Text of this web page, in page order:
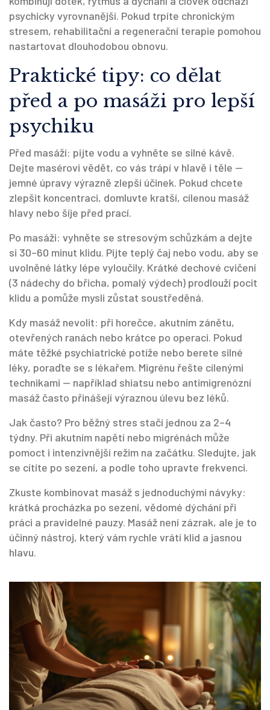
psychicky vyrovnanější. Pokud trpíte chronickým
stresem, rehabilitační a regenerační terapie pomohou
nastartovat dlouhodobou obnovu.
Praktické tipy: co dělat
před a po masáži pro lepší
psychiku
Před masáží: pijte vodu a vyhněte se silné kávě.
Dejte masérovi vědět, co vás trápí v hlavě i těle —
jemné úpravy výrazně zlepší účinek. Pokud chcete
zlepšit koncentraci, domluvte kratší, cílenou masáž
hlavy nebo šíje před prací.
Po masáži: vyhněte se stresovým schůzkám a dejte
si 30–60 minut klidu. Pijte teplý čaj nebo vodu, aby se
uvolněné látky lépe vyloučily. Krátké dechové cvičení
(3 nádechy do břicha, pomalý výdech) prodlouží pocit
klidu a pomůže mysli zůstat soustředěná.
Kdy masáž nevolit: při horečce, akutním zánětu,
otevřených ranách nebo krátce po operaci. Pokud
máte těžké psychiatrické potíže nebo berete silné
léky, poraďte se s lékařem. Migrénu řešte cílenými
technikami — například shiatsu nebo antimigrenózní
masáž často přinášejí výraznou úlevu bez léků.
Jak často? Pro běžný stres stačí jednou za 2–4
týdny. Při akutním napětí nebo migrénách může
pomoct i intenzivnější režim na začátku. Sledujte, jak
se cítíte po sezení, a podle toho upravte frekvenci.
Zkuste kombinovat masáž s jednoduchými návyky:
krátká procházka po sezení, vědomé dýchání při
práci a pravidelné pauzy. Masáž není zázrak, ale je to
účinný nástroj, který vám rychle vrátí klid a jasnou
hlavu.